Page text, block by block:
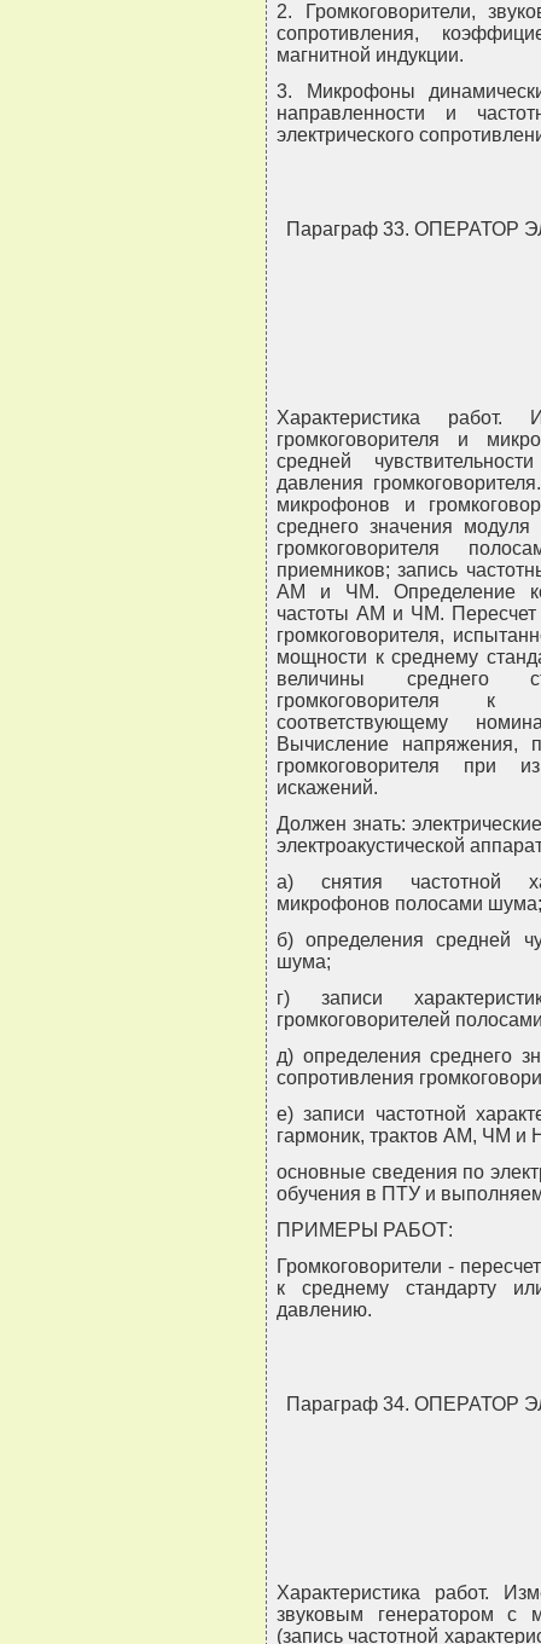
2. Громкоговорители,
сопротивления,
магнитной индукции.
3. Микрофоны
направленности и
электрического
Параграф 33.
Характеристика работ.
громкоговорителя и
средней
давления
микрофонов и
среднего значения модуля
громкоговорителя
приемников; запись
АМ и ЧМ. Определение
частоты АМ и ЧМ. Пересчет
громкоговорителя,
мощности к среднему
величины среднего
громкоговорителя к
соответствующему
Вычисление напряжения,
громкоговорителя при
искажений.
Должен знать:
электроакустической
а) снятия частотной
микрофонов полосами шума;
б) определения средней
шума;
г) записи
громкоговорителей
д) определения среднего
сопротивления
е) записи частотной
гармоник, трактов АМ, ЧМ и
основные сведения по
обучения в ПТУ и
ПРИМЕРЫ РАБОТ:
Громкоговорители -
к среднему стандарту
давлению.
Параграф 34.
Характеристика работ.
звуковым генератором с
(запись частотной